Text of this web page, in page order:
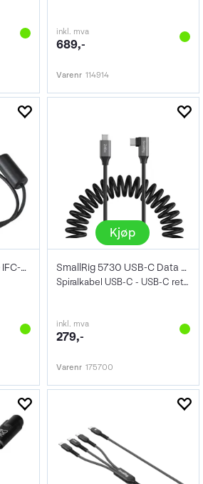
inkl. mva
689,-
Varenr 114914
Canon Interface Cable IFC-40AB II
Kjøp
SmallRig 5730 USB-C Data Cable Coiled
Spiralkabel USB-C - USB-C rett/vinklet
inkl. mva
279,-
Varenr 175700